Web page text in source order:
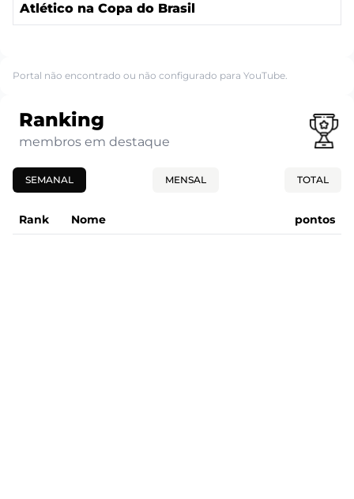
Atlético na Copa do Brasil
Portal não encontrado ou não configurado para YouTube.
Ranking
membros em destaque
SEMANAL MENSAL TOTAL
Rank Nome pontos